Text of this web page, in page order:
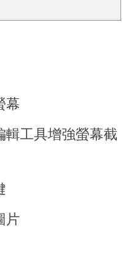
幕
輯工具增強螢幕截
片